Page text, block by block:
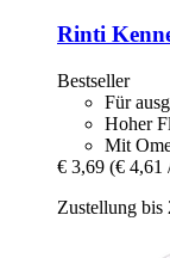
Rinti
Bestseller
Für
Hoher
Mit
€ 3,69 (€ 4,61
Zustellung bis